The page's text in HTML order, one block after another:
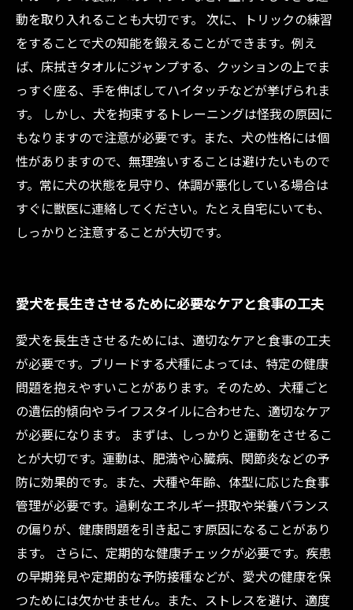
動を取り入れることも大切です。 次に、トリックの練習
をすることで犬の知能を鍛えることができます。例え
ば、床拭きタオルにジャンプする、クッションの上でま
っすぐ座る、手を伸ばしてハイタッチなどが挙げられま
す。 しかし、犬を拘束するトレーニングは怪我の原因に
もなりますので注意が必要です。また、犬の性格には個
性がありますので、無理強いすることは避けたいもので
す。常に犬の状態を見守り、体調が悪化している場合は
すぐに獣医に連絡してください。たとえ自宅にいても、
しっかりと注意することが大切です。
愛犬を長生きさせるために必要なケアと食事の工夫
愛犬を長生きさせるためには、適切なケアと食事の工夫
が必要です。ブリードする犬種によっては、特定の健康
問題を抱えやすいことがあります。そのため、犬種ごと
の遺伝的傾向やライフスタイルに合わせた、適切なケア
が必要になります。 まずは、しっかりと運動をさせるこ
とが大切です。運動は、肥満や心臓病、関節炎などの予
防に効果的です。また、犬種や年齢、体型に応じた食事
管理が必要です。過剰なエネルギー摂取や栄養バランス
の偏りが、健康問題を引き起こす原因になることがあり
ます。 さらに、定期的な健康チェックが必要です。疾患
の早期発見や定期的な予防接種などが、愛犬の健康を保
つためには欠かせません。また、ストレスを避け、適度